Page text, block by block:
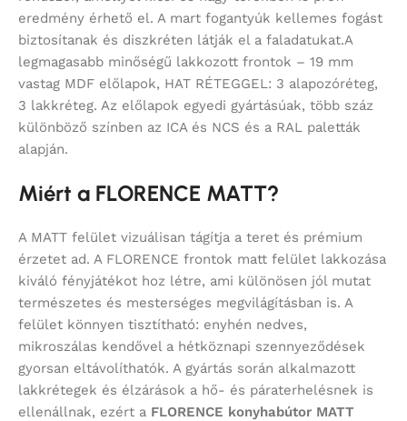
eredmény érhető el. A mart fogantyúk kellemes fogást
biztosítanak és diszkréten látják el a faladatukat.A
legmagasabb minőségű lakkozott frontok – 19 mm
vastag MDF előlapok, HAT RÉTEGGEL: 3 alapozóréteg,
3 lakkréteg. Az előlapok egyedi gyártásúak, több száz
különböző színben az ICA és NCS és a RAL paletták
alapján.
Miért a FLORENCE MATT?
A MATT felület vizuálisan tágítja a teret és prémium
érzetet ad. A FLORENCE frontok matt felület lakkozása
kiváló fényjátékot hoz létre, ami különösen jól mutat
természetes és mesterséges megvilágításban is. A
felület könnyen tisztítható: enyhén nedves,
mikroszálas kendővel a hétköznapi szennyeződések
gyorsan eltávolíthatók. A gyártás során alkalmazott
lakkrétegek és élzárások a hő- és páraterhelésnek is
ellenállnak, ezért a FLORENCE konyhabútor MATT